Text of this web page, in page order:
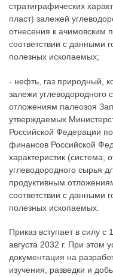
стратиграфических
пласт) залежей
отнесения к ачимовским
соответствии с данными
полезных ископаемых;
- нефть, газ природный,
залежи углеводородного
отложениям палеозоя
утверждаемых
Российской Федерации
финансов Российской
характеристик (система,
углеводородного сырья
продуктивным
соответствии с данными
полезных ископаемых.
Приказ вступает в силу с
августа 2032 г. При этом
документация на
изучения, разведки и